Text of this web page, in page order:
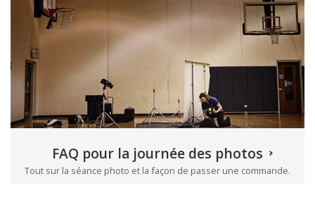
FAQ pour la journée des photos
Tout sur la séance photo et la façon de passer une commande.